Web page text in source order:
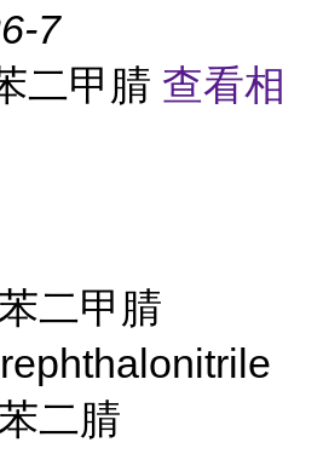
7
二甲腈 查看相
二甲腈
二腈